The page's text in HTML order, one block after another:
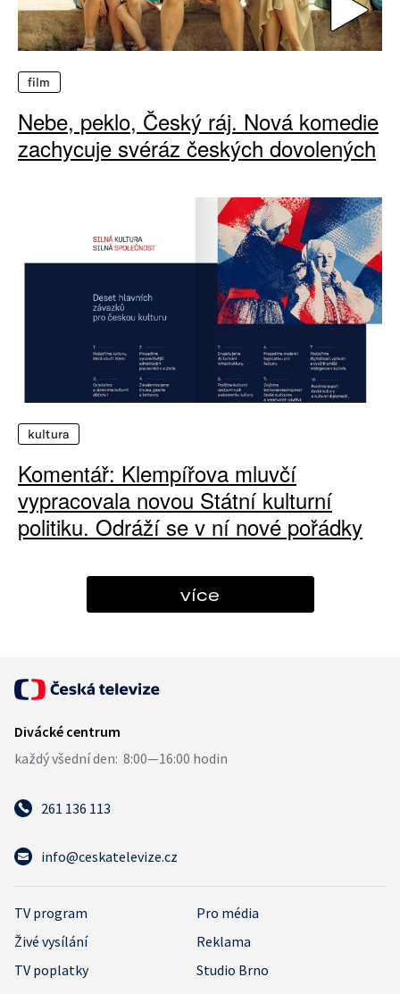
film
Nebe, peklo, Český ráj. Nová komedie
zachycuje svéráz českých dovolených
kultura
Komentář: Klempířova mluvčí
vypracovala novou Státní kulturní
politiku. Odráží se v ní nové pořádky
více
261 136 113
info@ceskatelevize.cz
TV program
Pro média
Živé vysílání
Reklama
TV poplatky
Studio Brno